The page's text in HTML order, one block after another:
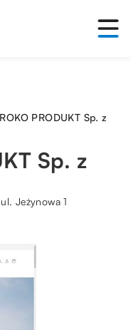
PRODUKT Sp. z
Sp. z
Jeżynowa 1